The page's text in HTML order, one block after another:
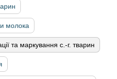
молока
та маркування с.-г. тварин